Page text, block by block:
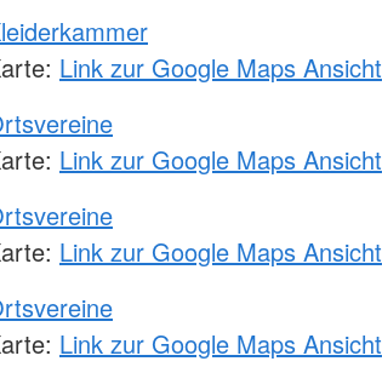
Link zur Google Maps Ansicht
Link zur Google Maps Ansicht
Link zur Google Maps Ansicht
Link zur Google Maps Ansicht